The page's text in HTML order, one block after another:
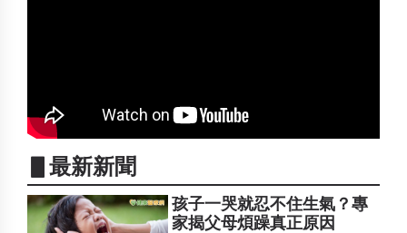
▋最新新聞
孩子一哭就忍不住生氣？專
家揭父母煩躁真正原因